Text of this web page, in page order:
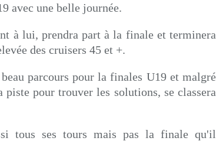
avec une belle journée.
à lui, prendra part à la finale et terminera
des cruisers 45 et +.
parcours pour la finales U19 et malgré
pour trouver les solutions, se classera
tous ses tours mais pas la finale qu'il